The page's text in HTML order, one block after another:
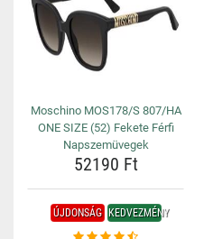
Moschino MOS178/S 807/HA
ONE SIZE (52) Fekete Férfi
Napszemüvegek
52190 Ft
ÚJDONSÁG KEDVEZMÉNY